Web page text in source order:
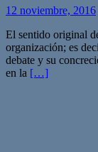
12 noviembre, 2016
El sentido original
organización; es
debate y su
en la […]